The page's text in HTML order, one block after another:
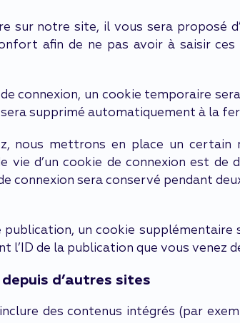
sur notre site, il vous sera proposé
afin de ne pas avoir à saisir
connexion, un cookie temporaire
supprimé automatiquement à la
nous mettrons en place un
vie d’un cookie de connexion est de
connexion sera conservé pendant
un cookie
l’ID de la publication que vous venez
d’autres sites
des contenus intégrés (par